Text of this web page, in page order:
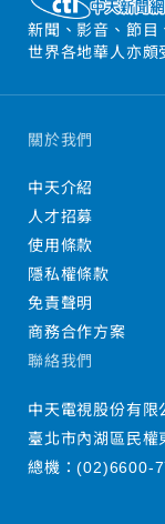
新聞、影音、節目
世界各地華人亦頗
關於我們
中天介紹
人才招募
使用條款
隱私權條款
免責聲明
商務合作方案
聯絡我們
中天電視股份有限
臺北市內湖區民權
總機：(02)6600-